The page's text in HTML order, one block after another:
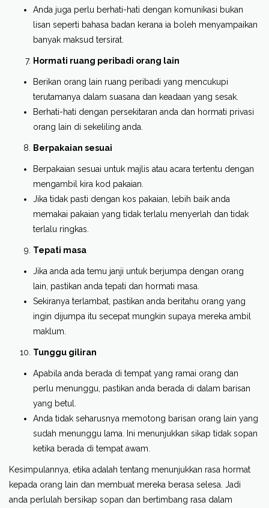
Anda juga perlu berhati-hati dengan komunikasi bukan
lisan seperti bahasa badan kerana ia boleh menyampaikan
banyak maksud tersirat.
Hormati ruang peribadi orang lain
Berikan orang lain ruang peribadi yang mencukupi
terutamanya dalam suasana dan keadaan yang sesak.
Berhati-hati dengan persekitaran anda dan hormati privasi
orang lain di sekeliling anda.
Berpakaian sesuai
Berpakaian sesuai untuk majlis atau acara tertentu dengan
mengambil kira kod pakaian.
Jika tidak pasti dengan kos pakaian, lebih baik anda
memakai pakaian yang tidak terlalu menyerlah dan tidak
terlalu ringkas.
Tepati masa
Jika anda ada temu janji untuk berjumpa dengan orang
lain, pastikan anda tepati dan hormati masa.
Sekiranya terlambat, pastikan anda beritahu orang yang
ingin dijumpa itu secepat mungkin supaya mereka ambil
maklum.
Tunggu giliran
Apabila anda berada di tempat yang ramai orang dan
perlu menunggu, pastikan anda berada di dalam barisan
yang betul.
Anda tidak seharusnya memotong barisan orang lain yang
sudah menunggu lama. Ini menunjukkan sikap tidak sopan
ketika berada di tempat awam.
Kesimpulannya, etika adalah tentang menunjukkan rasa hormat
kepada orang lain dan membuat mereka berasa selesa. Jadi
anda perlulah bersikap sopan dan bertimbang rasa dalam